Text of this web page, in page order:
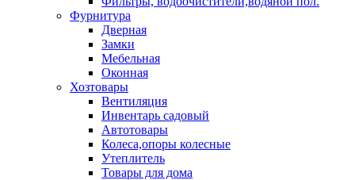
Фурнитура
Дверная
Замки
Мебельная
Оконная
Хозтовары
Вентиляция
Инвентарь садовый
Автотовары
Колеса,опоры колесные
Утеплитель
Товары для дома